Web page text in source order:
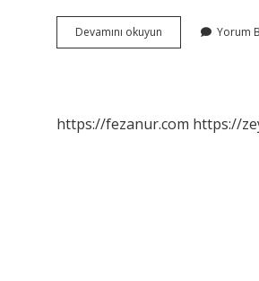
Devamını okuyun
Tavuk
Yorum
https://fezanur.com https://